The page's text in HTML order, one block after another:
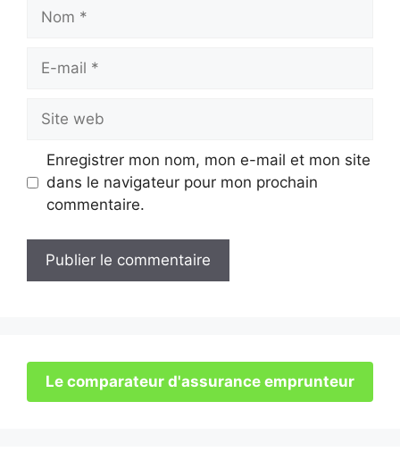
Nom
Site
web
Enregistrer mon nom, mon e-mail et mon site
dans le navigateur pour mon prochain
commentaire.
Le comparateur d'assurance emprunteur